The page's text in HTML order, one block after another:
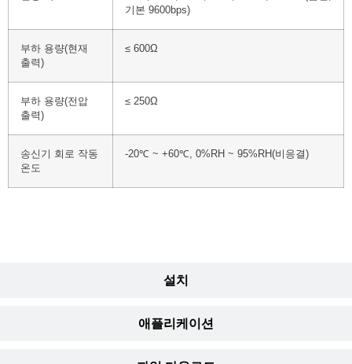
설치
애플리케이션
기본 9600bps)
부하 용량(현재
출력)
≤ 600Ω
부하 용량(전압
출력)
≤ 250Ω
송신기 회로 작동
온도
-20℃ ~ +60℃, 0%RH ~ 95%RH(비응결)